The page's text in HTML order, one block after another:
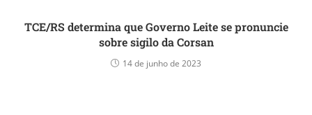
TCE/RS determina que Governo Leite se pronuncie
sobre sigilo da Corsan
14 de junho de 2023